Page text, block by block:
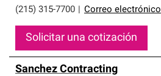
(215) 315-7700 Correo electrónico
Solicitar una cotización
Sanchez Contracting